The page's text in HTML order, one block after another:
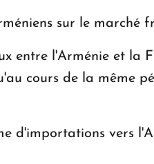
sur le marché
entre l'Arménie et la
cours de la même
d'importations vers